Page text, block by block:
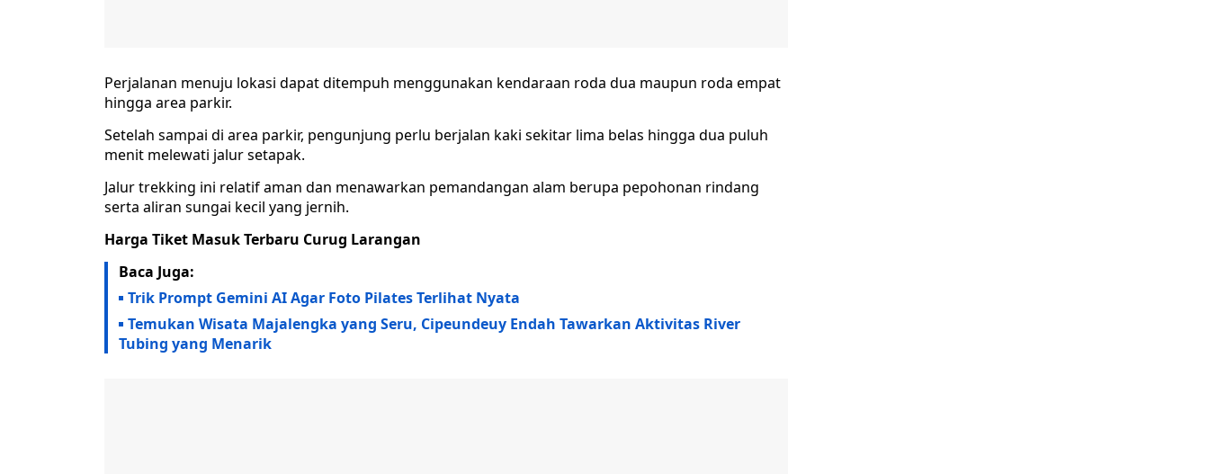
Perjalanan menuju lokasi dapat ditempuh menggunakan kendaraan roda dua maupun roda empat
hingga area parkir.
Setelah sampai di area parkir, pengunjung perlu berjalan kaki sekitar lima belas hingga dua puluh
menit melewati jalur setapak.
Jalur trekking ini relatif aman dan menawarkan pemandangan alam berupa pepohonan rindang
serta aliran sungai kecil yang jernih.
Harga Tiket Masuk Terbaru Curug Larangan
Baca Juga:
Trik Prompt Gemini AI Agar Foto Pilates Terlihat Nyata
Temukan Wisata Majalengka yang Seru, Cipeundeuy Endah Tawarkan Aktivitas River
Tubing yang Menarik